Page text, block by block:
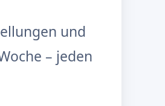
und
– jeden